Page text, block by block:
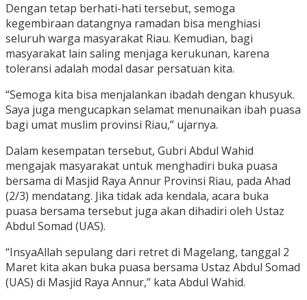
Dengan tetap berhati-hati tersebut, semoga
kegembiraan datangnya ramadan bisa menghiasi
seluruh warga masyarakat Riau. Kemudian, bagi
masyarakat lain saling menjaga kerukunan, karena
toleransi adalah modal dasar persatuan kita.
“Semoga kita bisa menjalankan ibadah dengan khusyuk.
Saya juga mengucapkan selamat menunaikan ibah puasa
bagi umat muslim provinsi Riau,” ujarnya.
Dalam kesempatan tersebut, Gubri Abdul Wahid
mengajak masyarakat untuk menghadiri buka puasa
bersama di Masjid Raya Annur Provinsi Riau, pada Ahad
(2/3) mendatang. Jika tidak ada kendala, acara buka
puasa bersama tersebut juga akan dihadiri oleh Ustaz
Abdul Somad (UAS).
“InsyaAllah sepulang dari retret di Magelang, tanggal 2
Maret kita akan buka puasa bersama Ustaz Abdul Somad
(UAS) di Masjid Raya Annur,” kata Abdul Wahid.